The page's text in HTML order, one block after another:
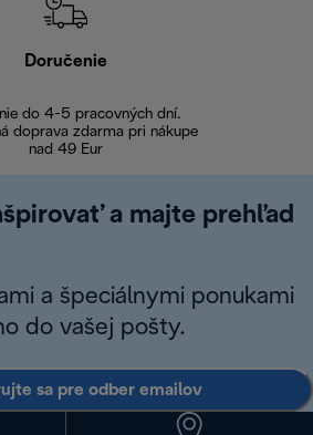
Doručenie
do 4-5 pracovných dní.
doprava zdarma pri nákupe
nad 49 Eur
a majte prehľad
a špeciálnymi ponukami
do vašej pošty.
sa pre odber emailov